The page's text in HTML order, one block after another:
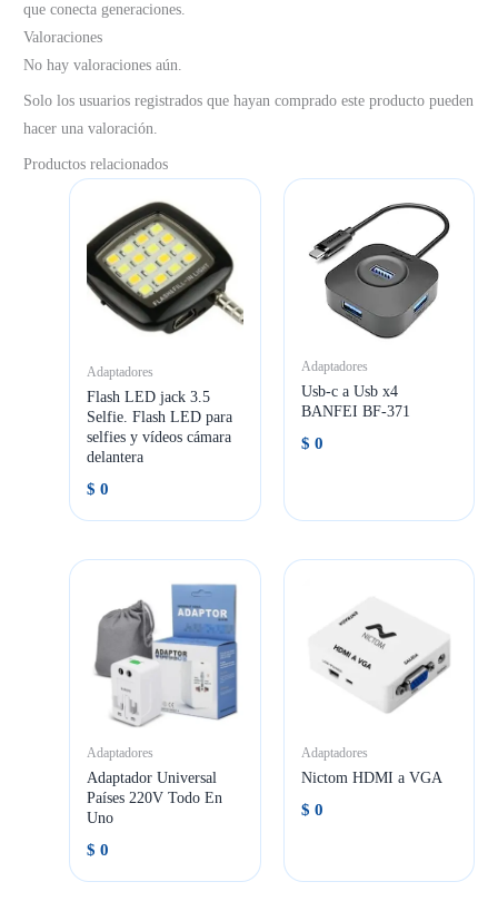
que conecta generaciones.
Valoraciones
No hay valoraciones aún.
Solo los usuarios registrados que hayan comprado este producto pueden
hacer una valoración.
Productos relacionados
Adaptadores
Flash LED jack 3.5
Selfie. Flash LED para
selfies y vídeos cámara
delantera
$ 0
Adaptadores
Usb-c a Usb x4
BANFEI BF-371
$ 0
Adaptadores
Adaptador Universal
Países 220V Todo En
Uno
$ 0
Adaptadores
Nictom HDMI a VGA
$ 0